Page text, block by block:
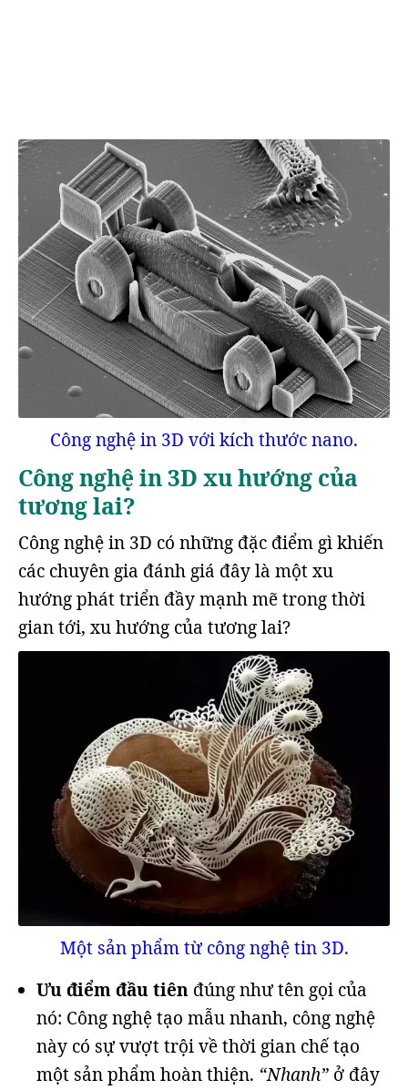
Công nghệ in 3D với kích thước nano.
Công nghệ in 3D xu hướng của
tương lai?
Công nghệ in 3D có những đặc điểm gì khiến
các chuyên gia đánh giá đây là một xu
hướng phát triển đầy mạnh mẽ trong thời
gian tới, xu hướng của tương lai?
Một sản phẩm từ công nghệ tin 3D.
Ưu điểm đầu tiên đúng như tên gọi của
nó: Công nghệ tạo mẫu nhanh, công nghệ
này có sự vượt trội về thời gian chế tạo
một sản phẩm hoàn thiện. “Nhanh” ở đây